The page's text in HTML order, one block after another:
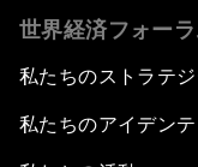
世界経済フォー
私たちのストラテ
私たちのアイデンテ